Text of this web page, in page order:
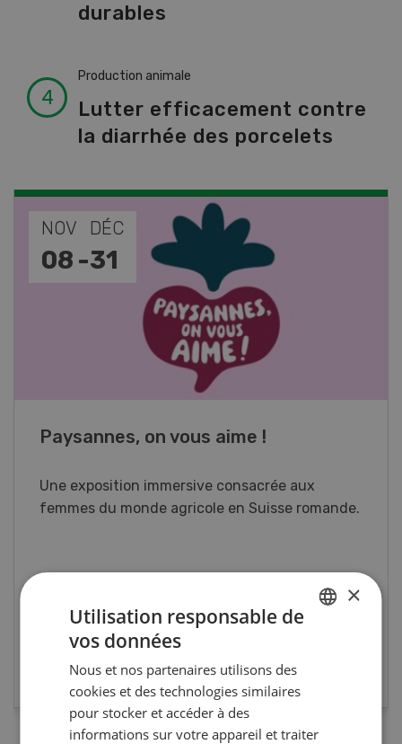
durables
Production animale
Lutter efficacement contre
la diarrhée des porcelets
NOV
08 -
DÉC
31
Paysannes, on vous aime !
Une exposition immersive consacrée aux
femmes du monde agricole en Suisse romande.
×
Utilisation responsable de
vos données
Nous et nos partenaires utilisons des
cookies et des technologies similaires
pour stocker et accéder à des
informations sur votre appareil et traiter